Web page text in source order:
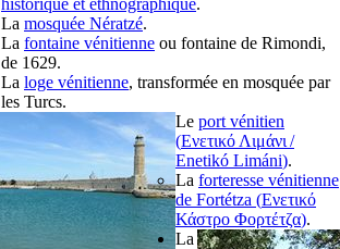
La mosquée Nératzé.
La fontaine vénitienne ou fontaine de Rimondi,
de 1629.
La loge vénitienne, transformée en mosquée par
les Turcs.
Le port vénitien
(Ενετικό Λιμάνι /
Enetikó Limáni).
La forteresse vénitienne
de Fortétza (Ενετικό
Κάστρο Φορτέτζα).
La